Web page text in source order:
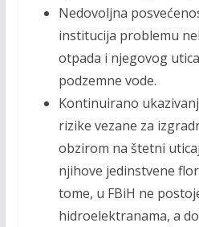
Nedovoljna
institucija problemu
otpada i njegovog
podzemne vode.
Kontinuirano
rizike vezane za
obzirom na štetni
njihove jedinstvene
tome, u FBiH ne
hidroelektranama, a